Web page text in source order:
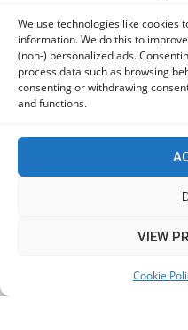
We use technologies like cookies
information. We do this to
(non-) personalized ads.
process data such as browsing
consenting or withdrawing
and functions.
VIEW
Cookie
κρατικού μηχανισμού
05/08/2026
Ελπίδα για τη
05/08/2026
ΠαΣοΚ: Τα 2+1 θέματα
Ο Κασιδιάρης δηλώνει
This website uses cookies
Accept